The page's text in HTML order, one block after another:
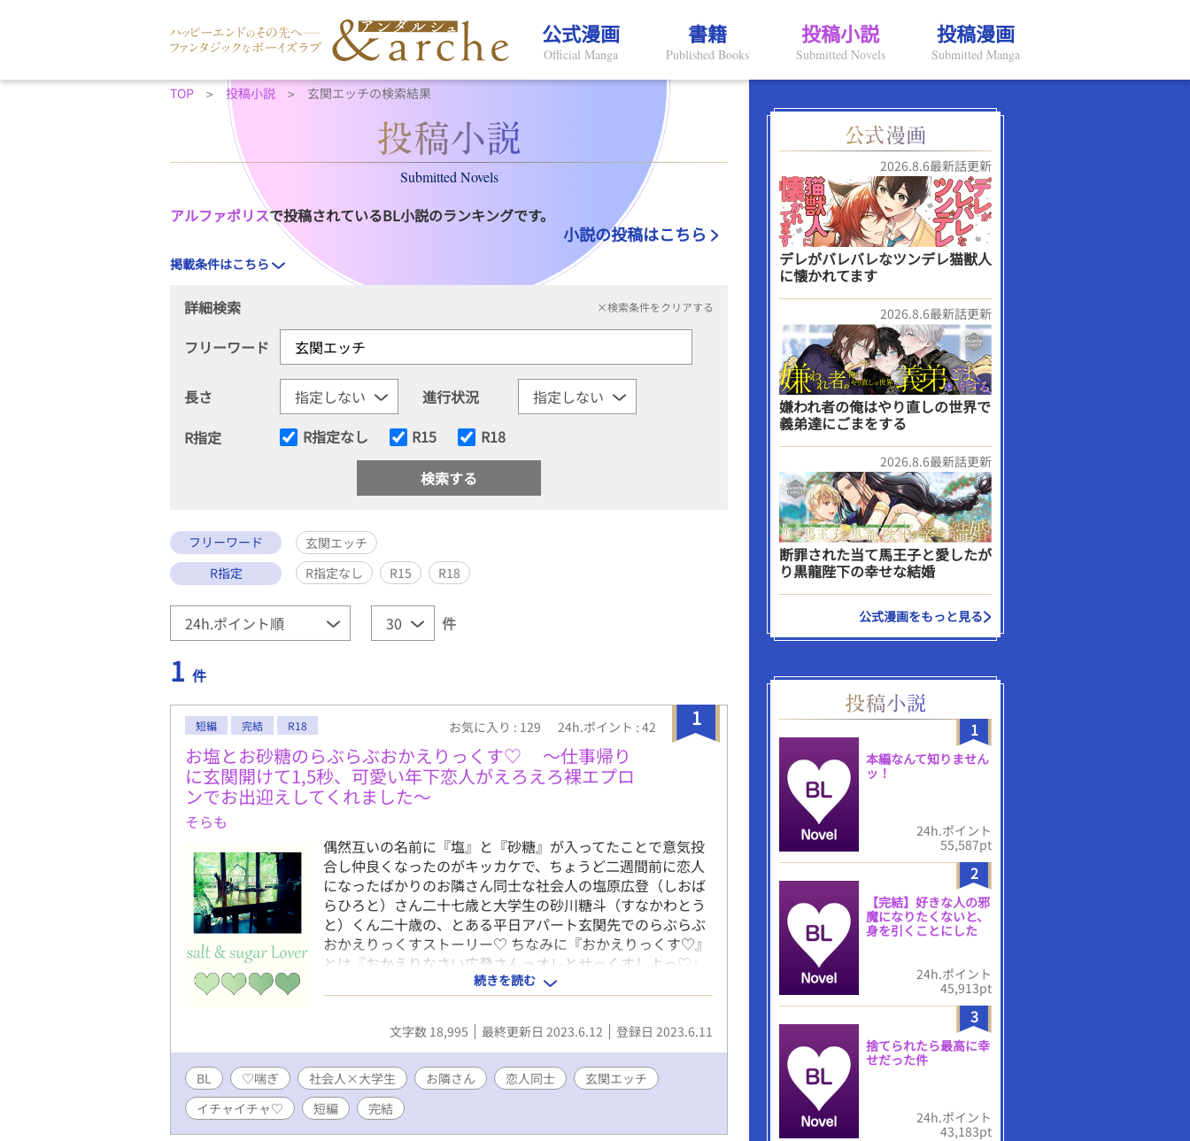
公式漫画
Official Manga
書籍
Published Books
投稿小説
Submitted Novels
投稿漫画
Submitted Manga
TOP 投稿小説 玄関エッチの検索結果
Submitted Novels
アルファポリスで投稿されているBL小説のランキングです。
小説の投稿はこちら
掲載条件はこちら
詳細検索 ×検索条件をクリアする
フリーワード
長さ
進行状況
R指定
R指定なし R15 R18
フリーワード
玄関エッチ
R指定
R指定なし R15 R18
件
1 件
1
短編 完結 R18 お気に入り : 129 24h.ポイント : 42
お塩とお砂糖のらぶらぶおかえりっくす♡ ～仕事帰り
に玄関開けて1,5秒、可愛い年下恋人がえろえろ裸エプロ
ンでお出迎えしてくれました～
そらも
偶然互いの名前に『塩』と『砂糖』が入ってたことで意気投
合し仲良くなったのがキッカケで、ちょうど二週間前に恋人
になったばかりのお隣さん同士な社会人の塩原広登（しおば
らひろと）さん二十七歳と大学生の砂川糖斗（すなかわとう
と）くん二十歳の、とある平日アパート玄関先でのらぶらぶ
おかえりっくすストーリー♡ ちなみに『おかえりっくす♡』
とは『おかえりなさい広登さんっオレとせっくすしよっ♡』
という言葉を略した、受けくんのいわゆる造語だったりしま
すです笑♪ そして恋人に～とか言うとりますが、この二人中
盤からなんか気づいたらプロポーズしてされての新婚夫婦
（仮）へとパワーアップしちゃったりしてるので、そこのと
♡（ハート）喘ぎ満載です。 ※ 素敵な表紙は、pixiv小説用
フリー素材にて、『やまなし』様からお借りしました。あり
がとうございます！
続きを読む
文字数 18,995 最終更新日 2023.6.12 登録日 2023.6.11
BL ♡喘ぎ 社会人×大学生 お隣さん 恋人同士
玄関エッチ
イチャイチャ♡
短編 完結
2026.8.6最新話更新
デレがバレバレなツンデレ猫獣人
に懐かれてます
2026.8.6最新話更新
嫌われ者の俺はやり直しの世界で
義弟達にごまをする
2026.8.6最新話更新
断罪された当て馬王子と愛したが
り黒龍陛下の幸せな結婚
公式漫画をもっと見る
1
本編なんて知りません
ッ！
24h.ポイント
55,587pt
2
【完結】好きな人の邪
魔になりたくないと、
身を引くことにした
24h.ポイント
45,913pt
3
捨てられたら最高に幸
せだった件
24h.ポイント
43,183pt